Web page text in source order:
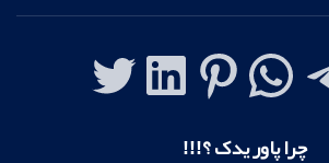
چرا پاور یدک ؟!!!